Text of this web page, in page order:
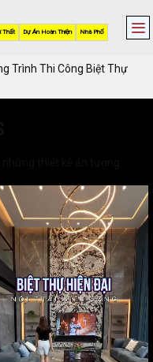
Trình Thi Công Biệt Thự
Nhà Phố
Dự Án Hoàn Thiện
Thất